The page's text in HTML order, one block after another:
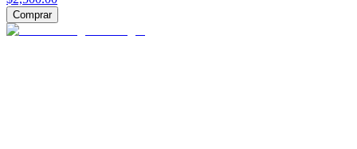
Comprar